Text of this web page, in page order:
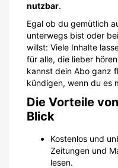
nutzbar.
Egal ob du gemütlich
unterwegs bist oder
willst: Viele Inhalte
für alle, die lieber
kannst dein Abo ganz
kündigen, wenn du es
Die Vorteile
Blick
Kostenlos und
Zeitungen und
lesen.